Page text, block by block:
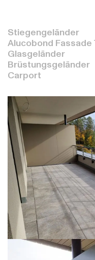
Stiegengeländer
Alucobond Fassade
Glasgeländer
Brüstungsgeländer
Carport